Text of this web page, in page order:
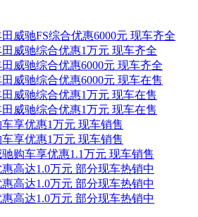
威驰FS综合优惠6000元 现车齐全
威驰综合优惠1万元 现车齐全
威驰综合优惠6000元 现车齐全
威驰综合优惠6000元 现车在售
威驰综合优惠1万元 现车在售
威驰综合优惠1万元 现车在售
享优惠1万元 现车销售
享优惠1万元 现车销售
购车享优惠1.1万元 现车销售
高达1.0万元 部分现车热销中
高达1.0万元 部分现车热销中
高达1.0万元 部分现车热销中